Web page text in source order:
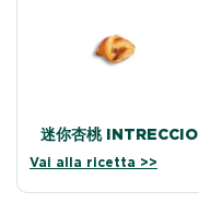
迷你杏桃 INTRECCIO
Vai alla ricetta >>